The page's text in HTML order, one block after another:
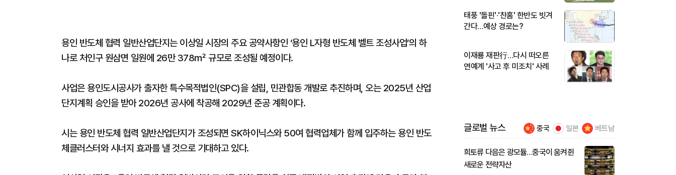
용인 반도체 협력 일반산업단지는 이상일 시장의 주요 공약사항인 ‘용인 L자형 반도체 벨트 조성사업’의 하
나로 처인구 원삼면 일원에 26만 378㎡ 규모로 조성될 예정이다.
사업은 용인도시공사가 출자한 특수목적법인(SPC)을 설립, 민관합동 개발로 추진하며, 오는 2025년 산업
단지계획 승인을 받아 2026년 공사에 착공해 2029년 준공 계획이다.
시는 용인 반도체 협력 일반산업단지가 조성되면 SK하이닉스와 50여 협력업체가 함께 입주하는 용인 반도
체클러스터와 시너지 효과를 낼 것으로 기대하고 있다.
태풍 '돌핀'·'찬홈' 한반도 빗겨
간다…예상 경로는?
이재룡 재판行…다시 떠오른
연예계 '사고 후 미조치' 사례
글로벌 뉴스 중국 일본 베트남
희토류 다음은 광모듈…중국이 움켜쥔
새로운 전략자산